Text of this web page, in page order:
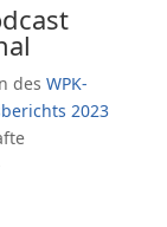
des WPK-
2023